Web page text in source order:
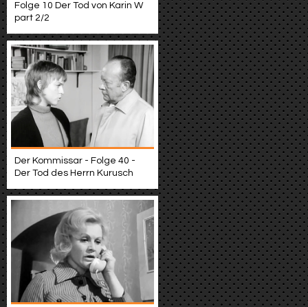
Folge 10 Der Tod von Karin W
part 2/2
Der Kommissar - Folge 40 -
Der Tod des Herrn Kurusch